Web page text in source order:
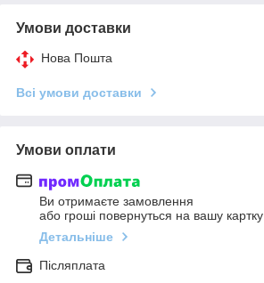
Умови доставки
Нова Пошта
Всі умови доставки
Умови оплати
Ви отримаєте замовлення
або гроші повернуться на вашу картку
Детальніше
Післяплата